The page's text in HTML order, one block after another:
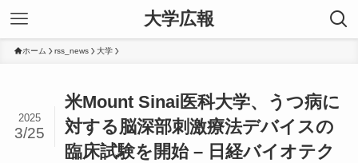
大学広報
ホーム rss_news 大学
米Mount Sinai医科大学、うつ病に
対する脳深部刺激療法デバイスの
臨床試験を開始 – 日経バイオテク
2025
3/25